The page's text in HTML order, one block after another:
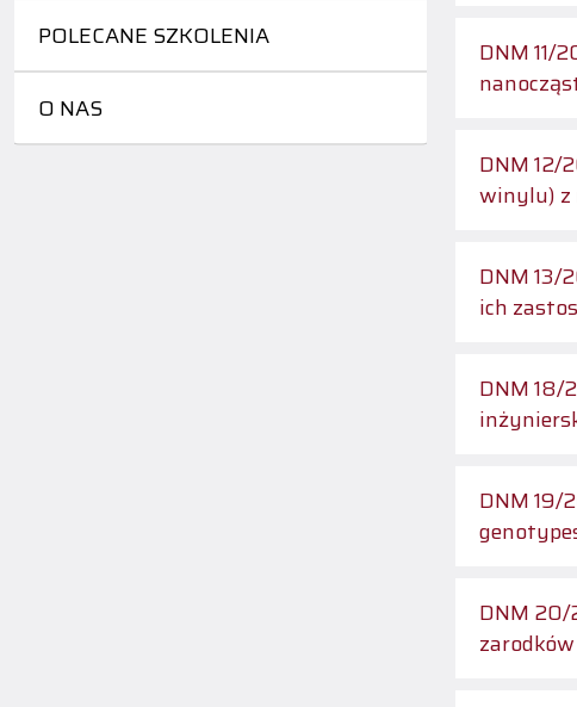
POLECANE SZKOLENIA
O NAS
DNM 11/
DNM 12/2024 - Wytwarzanie i charakterystyka nowoczesnych
winylu) z
DNM
ich
DNM 18/
DNM 19/
DNM